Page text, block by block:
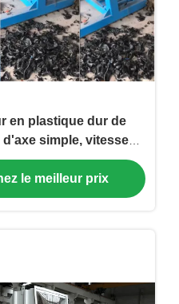
en plastique dur de
d'axe simple, vitesse
en plastique de
de HDPE
le meilleur prix